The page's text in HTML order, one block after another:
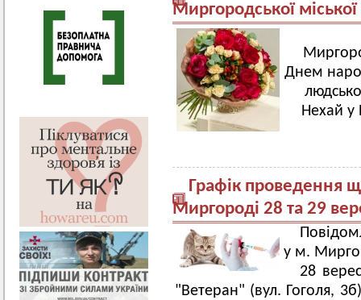
Миргородської
Днем
Нехай у
Графік проведення
Миргороді 28 та 29
у м.
28
"Ветеран" (вул. Гоголя,